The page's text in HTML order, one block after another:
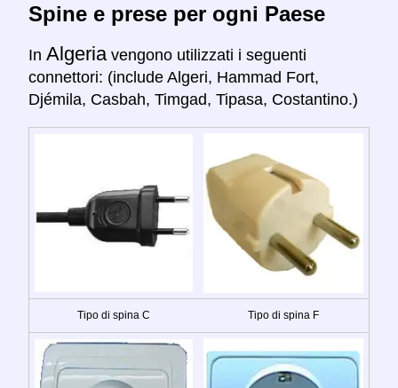
Spine e prese per ogni Paese
In Algeria vengono utilizzati i seguenti
connettori: (include Algeri, Hammad Fort,
Djémila, Casbah, Timgad, Tipasa, Costantino.)
Tipo di spina C Tipo di spina F